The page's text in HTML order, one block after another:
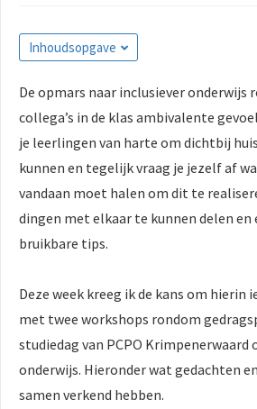
Inhoudsopgave
De opmars naar inclusiever onderwijs
collega’s in de klas ambivalente
je leerlingen van harte om dichtbij
kunnen en tegelijk vraag je jezelf af
vandaan moet halen om dit te
dingen met elkaar te kunnen delen
bruikbare tips.
Deze week kreeg ik de kans om hierin
met twee workshops rondom
studiedag van PCPO Krimpenerwaard
onderwijs. Hieronder wat gedachten
samen verkend hebben.
te
over
van
op
gebruikt
te